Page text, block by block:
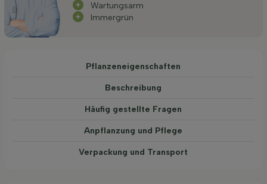
Wartungsarm
Immergrün
Pflanzeneigenschaften
Beschreibung
Häufig gestellte Fragen
Anpflanzung und Pflege
Verpackung und Transport